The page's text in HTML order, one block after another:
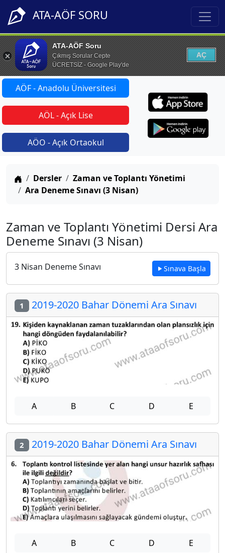
ATA-AÖF SORU
ATA-AÖF Soru
Çıkmış Sorular Cepte
ÜCRETSİZ - Google Play'de
AÇ
AÖF - Anadolu Üniversitesi
AÖL - Açık Lise
AÖO - Açık Ortaokul
Anasayfa
Dersler
Zaman ve Toplantı Yönetimi
Ara Deneme Sınavı (3 Nisan)
Zaman ve Toplantı Yönetimi Dersi Ara
Deneme Sınavı (3 Nisan)
3 Nisan Deneme Sınavı Sınava Başla
1 2019-2020 Bahar Dönemi Ara Sınavı
A B C D E
2 2019-2020 Bahar Dönemi Ara Sınavı
A B C D E